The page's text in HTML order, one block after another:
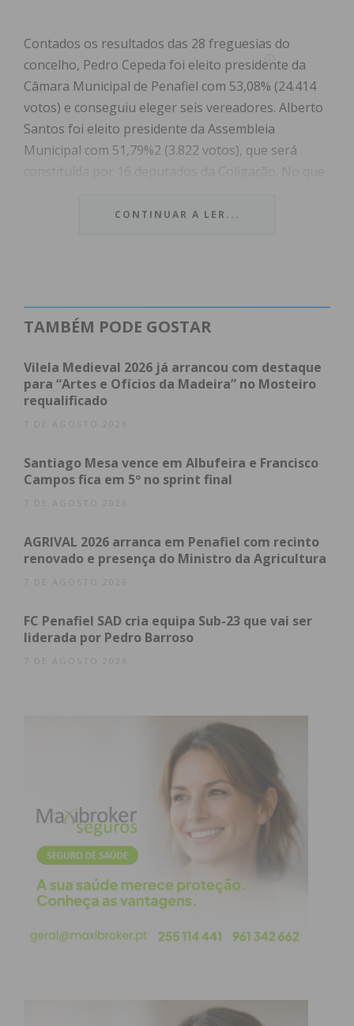
Contados os resultados das 28 freguesias do
concelho, Pedro Cepeda foi eleito presidente da
Câmara Municipal de Penafiel com 53,08% (24.414
votos) e conseguiu eleger seis vereadores. Alberto
Santos foi eleito presidente da Assembleia
Municipal com 51,79%2 (3.822 votos), que será
Penafiel Quer foi a mais votada, vencendo em 23
votos) para a Câmara Municipal e elegeu três
vereadores. Para a Assembleia Municipal, o PS teve
31,61% (
14.541 votos) e elegeu dez deputados.
No que respeita às Juntas de Freguesia, os
socialistas conquistaram quatro Junta de Freguesia,
mantiveram Abragão e venceram em Rio de
Na Freguesia de Termas de São Vicente ganhou
uma candidatura independente, liderada por
O Chega foi a terceira força política mais votada
com8,07% (3.710 votos) para a Câmara Municipal e
para a Assembleia Municipal teve
4.281
votos) e elegeu três elementos para este órgão.
No que às Juntas de Freguesia diz respeito, a
Coligação Penafiel Quer conquistou 23 das 28
Abragão mantém-se socialista
CONTINUAR A LER...
TAMBÉM PODE GOSTAR
Vilela Medieval 2026 já arrancou com destaque
para “Artes e Ofícios da Madeira” no Mosteiro
requalificado
7 DE AGOSTO 2026
Santiago Mesa vence em Albufeira e Francisco
Campos fica em 5º no sprint final
7 DE AGOSTO 2026
AGRIVAL 2026 arranca em Penafiel com recinto
renovado e presença do Ministro da Agricultura
7 DE AGOSTO 2026
FC Penafiel SAD cria equipa Sub-23 que vai ser
liderada por Pedro Barroso
7 DE AGOSTO 2026